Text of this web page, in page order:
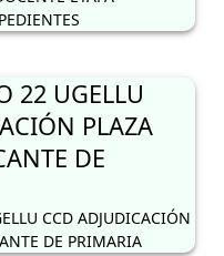
CCD ADJUDICACIÓN
CAS